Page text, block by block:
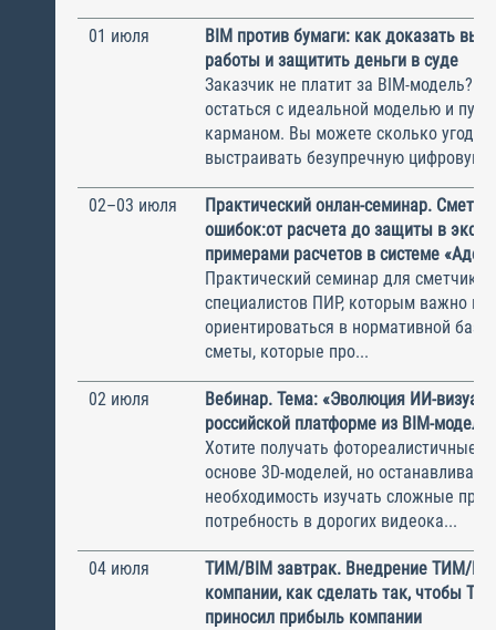
01 июля
BIM против бумаги: как доказать
работы и защитить деньги в суде
Заказчик не платит за BIM-модель?
остаться с идеальной моделью и
карманом. Вы можете сколько угодно
выстраивать безупречную цифровую
02–03 июля
Практический онлан-семинар. Сметы
ошибок:от расчета до защиты в
примерами расчетов в системе
Практический семинар для
специалистов ПИР, которым важно не
ориентироваться в нормативной
сметы, которые про...
02 июля
Вебинар. Тема: «Эволюция ИИ-
российской платформе из BIM-модели»
Хотите получать фотореалистичные
основе 3D-моделей, но останавливают
необходимость изучать сложные
потребность в дорогих видеока...
04 июля
ТИМ/BIM завтрак. Внедрение ТИМ/
компании, как сделать так, чтобы
приносил прибыль компании